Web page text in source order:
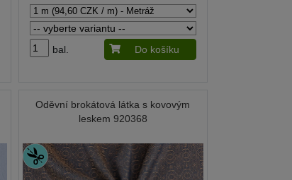
bal. Do košíku
Oděvní brokátová látka s kovovým
leskem 920368